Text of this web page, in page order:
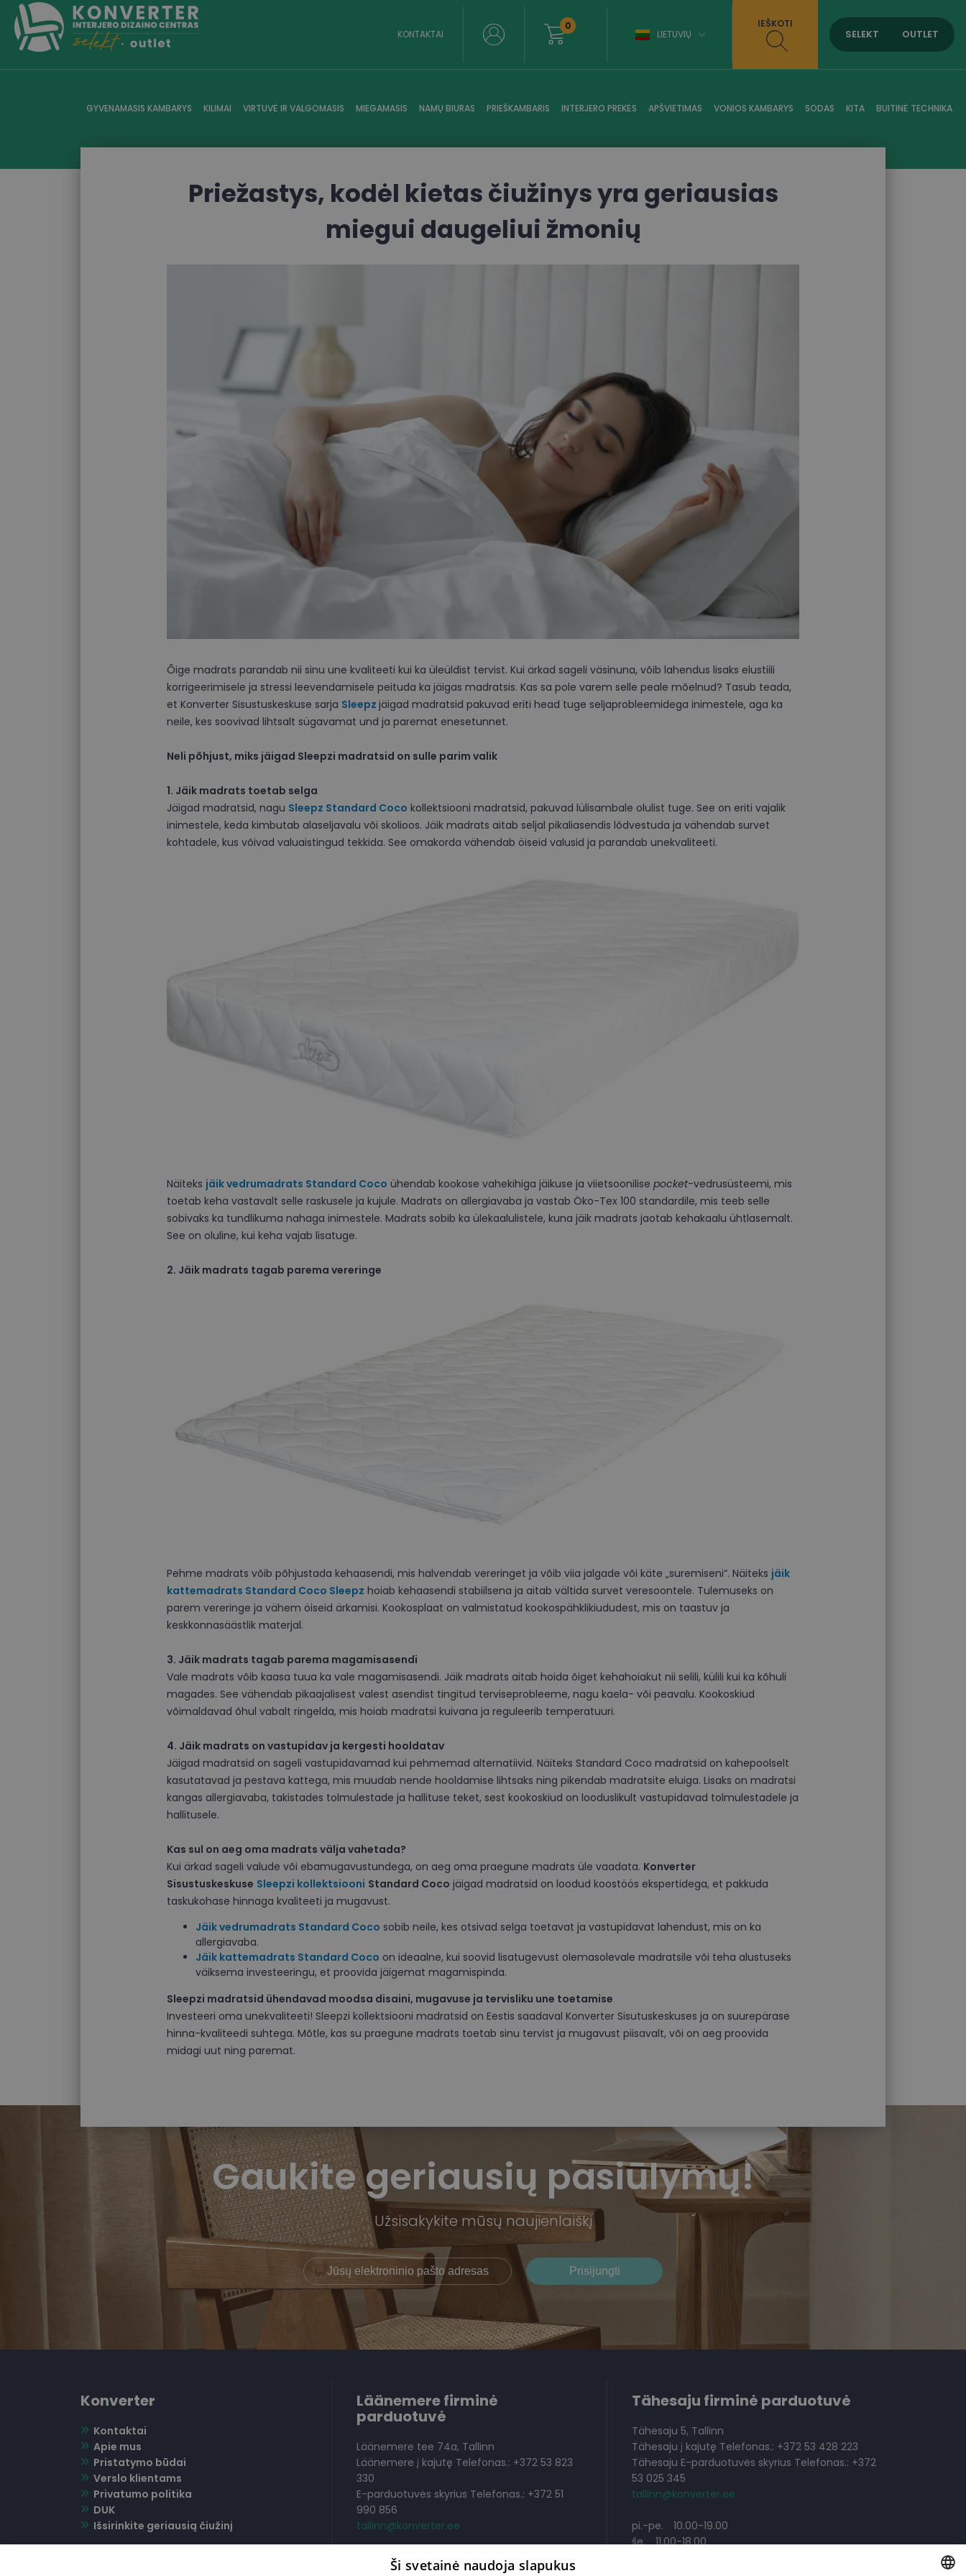
KONTAKTAI
0
LIETUVIŲ
IEŠKOTI
SELEKT OUTLET
GYVENAMASIS KAMBARYS KILIMAI VIRTUVĖ IR VALGOMASIS MIEGAMASIS NAMŲ BIURAS PRIEŠKAMBARIS INTERJERO PREKĖS APŠVIETIMAS VONIOS KAMBARYS SODAS KITA BUITINĖ TECHNIKA
Priežastys, kodėl kietas čiužinys yra geriausias
miegui daugeliui žmonių
Õige madrats parandab nii sinu une kvaliteeti kui ka üleüldist tervist. Kui ärkad sageli väsinuna, võib lahendus lisaks elustiili
korrigeerimisele ja stressi leevendamisele peituda ka jäigas madratsis. Kas sa pole varem selle peale mõelnud? Tasub teada,
et Konverter Sisustuskeskuse sarja Sleepz jäigad madratsid pakuvad eriti head tuge seljaprobleemidega inimestele, aga ka
neile, kes soovivad lihtsalt sügavamat und ja paremat enesetunnet.
Neli põhjust, miks jäigad Sleepzi madratsid on sulle parim valik
1. Jäik madrats toetab selga
Jäigad madratsid, nagu Sleepz Standard Coco kollektsiooni madratsid, pakuvad lülisambale olulist tuge. See on eriti vajalik
inimestele, keda kimbutab alaseljavalu või skolioos. Jäik madrats aitab seljal pikaliasendis lõdvestuda ja vähendab survet
kohtadele, kus võivad valuaistingud tekkida. See omakorda vähendab öiseid valusid ja parandab unekvaliteeti.
Näiteks jäik vedrumadrats Standard Coco ühendab kookose vahekihiga jäikuse ja viietsoonilise pocket-vedrusüsteemi, mis
toetab keha vastavalt selle raskusele ja kujule. Madrats on allergiavaba ja vastab Öko-Tex 100 standardile, mis teeb selle
sobivaks ka tundlikuma nahaga inimestele. Madrats sobib ka ülekaalulistele, kuna jäik madrats jaotab kehakaalu ühtlasemalt.
See on oluline, kui keha vajab lisatuge.
2. Jäik madrats tagab parema vereringe
Pehme madrats võib põhjustada kehaasendi, mis halvendab vereringet ja võib viia jalgade või käte „suremiseni“. Näiteks jäik
kattemadrats Standard Coco Sleepz hoiab kehaasendi stabiilsena ja aitab vältida survet veresoontele. Tulemuseks on
parem vereringe ja vähem öiseid ärkamisi. Kookosplaat on valmistatud kookospähklikiududest, mis on taastuv ja
keskkonnasäästlik materjal.
3. Jäik madrats tagab parema magamisasendi
Vale madrats võib kaasa tuua ka vale magamisasendi. Jäik madrats aitab hoida õiget kehahoiakut nii selili, külili kui ka kõhuli
magades. See vähendab pikaajalisest valest asendist tingitud terviseprobleeme, nagu kaela- või peavalu. Kookoskiud
võimaldavad õhul vabalt ringelda, mis hoiab madratsi kuivana ja reguleerib temperatuuri.
4. Jäik madrats on vastupidav ja kergesti hooldatav
Jäigad madratsid on sageli vastupidavamad kui pehmemad alternatiivid. Näiteks Standard Coco madratsid on kahepoolselt
kasutatavad ja pestava kattega, mis muudab nende hooldamise lihtsaks ning pikendab madratsite eluiga. Lisaks on madratsi
kangas allergiavaba, takistades tolmulestade ja hallituse teket, sest kookoskiud on looduslikult vastupidavad tolmulestadele ja
hallitusele.
Kas sul on aeg oma madrats välja vahetada?
Kui ärkad sageli valude või ebamugavustundega, on aeg oma praegune madrats üle vaadata. Konverter
Sisustuskeskuse Sleepzi kollektsiooni Standard Coco jäigad madratsid on loodud koostöös ekspertidega, et pakkuda
taskukohase hinnaga kvaliteeti ja mugavust.
Jäik vedrumadrats Standard Coco sobib neile, kes otsivad selga toetavat ja vastupidavat lahendust, mis on ka
allergiavaba.
Jäik kattemadrats Standard Coco on ideaalne, kui soovid lisatugevust olemasolevale madratsile või teha alustuseks
väiksema investeeringu, et proovida jäigemat magamispinda.
Sleepzi madratsid ühendavad moodsa disaini, mugavuse ja tervisliku une toetamise
Investeeri oma unekvaliteeti! Sleepzi kollektsiooni madratsid on Eestis saadaval Konverter Sisutuskeskuses ja on suurepärase
hinna-kvaliteedi suhtega. Mõtle, kas su praegune madrats toetab sinu tervist ja mugavust piisavalt, või on aeg proovida
midagi uut ning paremat.
Gaukite geriausių pasiūlymų!
Užsisakykite mūsų naujienlaiškį
Konverter
Kontaktai
Apie mus
Pristatymo būdai
Verslo klientams
Privatumo politika
DUK
Išsirinkite geriausią čiužinį
Läänemere firminė
parduotuvė
Läänemere tee 74a, Tallinn
Läänemere į kajutę Telefonas.: +372 53 823
330
E-parduotuvės skyrius Telefonas.: +372 51
990 856
tallinn@konverter.ee
10.00-19.00
10.00-18.00
Tähesaju firminė parduotuvė
Tähesaju 5, Tallinn
Tähesaju į kajutę Telefonas.: +372 53 428 223
Tähesaju E-parduotuvės skyrius Telefonas.: +372
53 025 345
tallinn@konverter.ee
pi.-pe.
10.00-19.00
še. 11.00-18.00
Ši svetainė naudoja slapukus